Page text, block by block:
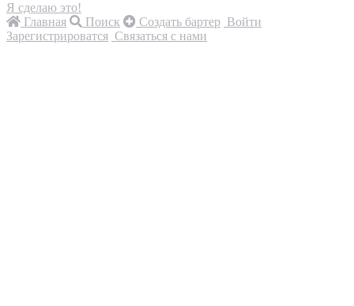
Я сделаю это!
Главная
Поиск Создать бартер Войти
Зарегистрироватся Связаться с нами